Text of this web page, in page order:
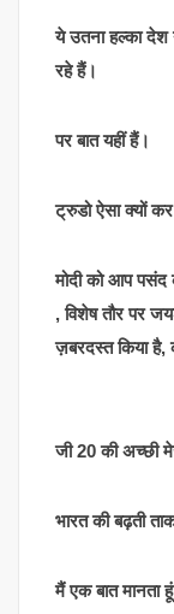
ये उतना हल्का देश
रहे हैं।
पर बात यहीं हैं।
ट्रुडो ऐसा क्यों
मोदी को आप पसंद
, विशेष तौर पर
ज़बरदस्त किया है,
जी 20 की अच्छी
भारत की बढ़ती
मैं एक बात